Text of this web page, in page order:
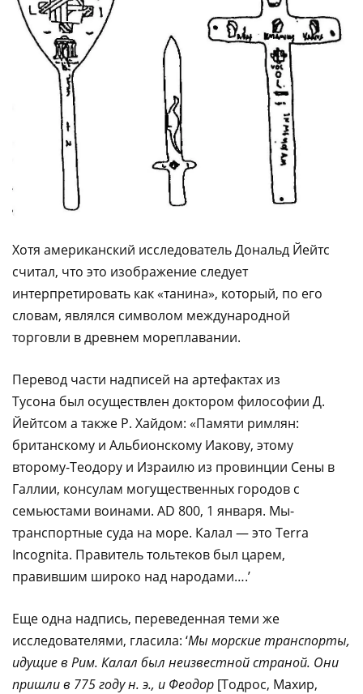
Хотя американский исследователь Дональд Йейтс
считал, что это изображение следует
интерпретировать как «танина», который, по его
словам, являлся символом международной
торговли в древнем мореплавании.
Перевод части надписей на артефактах из
Тусона был осуществлен доктором философии Д.
Йейтсом а также Р. Хайдом: «Памяти римлян:
британскому и Альбионскому Иакову, этому
второму-Теодору и Израилю из провинции Сены в
Галлии, консулам могущественных городов с
семьюстами воинами. AD 800, 1 января. Мы-
транспортные суда на море. Калал — это Terra
Incognita. Правитель тольтеков был царем,
правившим широко над народами….’
Еще одна надпись, переведенная теми же
исследователями, гласила: ‘Мы морские транспорты,
идущие в Рим. Калал был неизвестной страной. Они
пришли в 775 году н. э., и Феодор [Тодрос, Махир,